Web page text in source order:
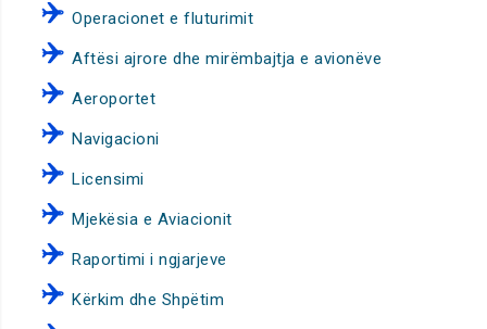
Operacionet e fluturimit
Aftësi ajrore dhe mirëmbajtja e avionëve
Aeroportet
Navigacioni
Licensimi
Mjekësia e Aviacionit
Raportimi i ngjarjeve
Kërkim dhe Shpëtim